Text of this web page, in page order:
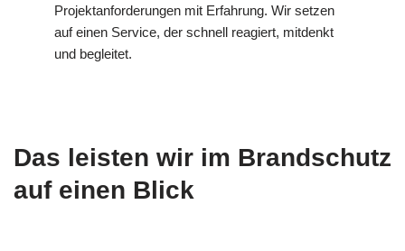
Projektanforderungen mit Erfahrung. Wir setzen
auf einen Service, der schnell reagiert, mitdenkt
und begleitet.
Das leisten wir im Brandschutz
auf einen Blick